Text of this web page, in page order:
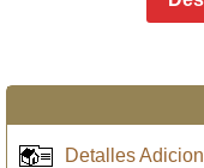
Detalles